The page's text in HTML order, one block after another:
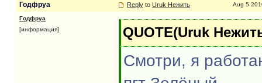
Годфруа Reply to Uruk Нежить Aug 5
Годфруа
[информация]
QUOTE(Uruk
Смотри, я